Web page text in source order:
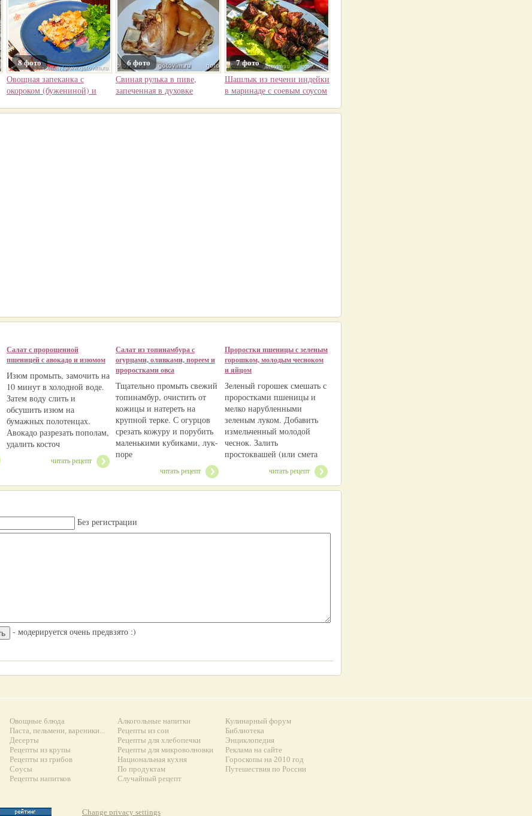
8 фото
Овощная запеканка с
окороком (бужениной) и
6 фото
Свиная рулька в пиве,
запеченная в духовке
7 фото
Шашлык из печени индейки
в маринаде с соевым соусом
Салат с пророщенной
пшеницей с авокадо и изюмом
Изюм промыть, замочить на
10 минут в холодной воде.
Затем воду слить и
обсушить изюм на
бумажных полотенцах.
Авокадо разрезать пополам,
удалить косточ
читать рецепт
Салат из топинамбура с
огурцами, оливками, пореем и
проростками овса
Тщательно промыть свежий
топинамбур, очистить от
кожицы и натереть на
крупной терке. С огурцов
срезать кожуру и порубить
маленькими кубиками, лук-
поре
читать рецепт
Проростки пшеницы с зеленым
горошком, молодым чесноком
и яйцом
Зеленый горошек смешать с
проростками пшеницы и
мелко нарубленными
зеленым луком. Добавить
измельченный молодой
чеснок. Залить
простоквашей (или смета
читать рецепт
Без регистрации
- модерируется очень предвзято :)
Овощные блюда
Паста, пельмени, вареники...
Десерты
Рецепты из крупы
Рецепты из грибов
Соусы
Рецепты напитков
Алкогольные напитки
Рецепты из сои
Рецепты для хлебопечки
Рецепты для микроволновки
Национальная кухня
По продуктам
Случайный рецепт
Кулинарный форум
Библиотека
Энциклопедия
Реклама на сайте
Гороскопы на 2010 год
Путешествия по России
Change privacy settings